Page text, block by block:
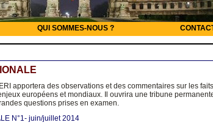
QUI SOMMES-NOUS ?
apportera des observations et des commentaires sur les faits
européens et mondiaux. Il ouvrira une tribune
questions prises en examen.
N°1- juin/juillet 2014